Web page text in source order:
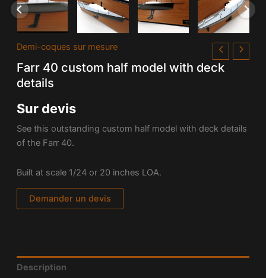
Demi-coques sur mesure
Farr 40 custom half model with deck
details
Sur devis
See this outstanding custom half model with deck details
of the Farr 40.
Built at scale 1/24 or 20 inches LOA.
Demander un devis
Description